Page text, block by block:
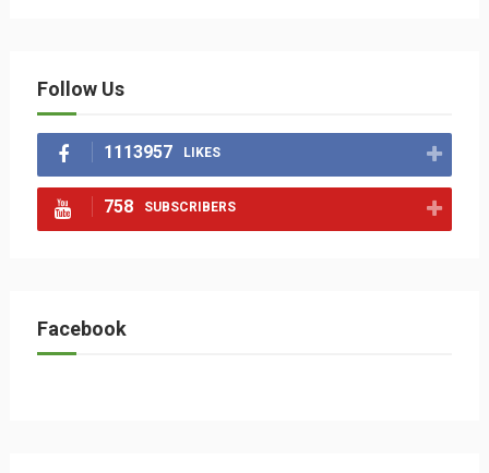
Follow Us
1113957 LIKES
758 SUBSCRIBERS
Facebook